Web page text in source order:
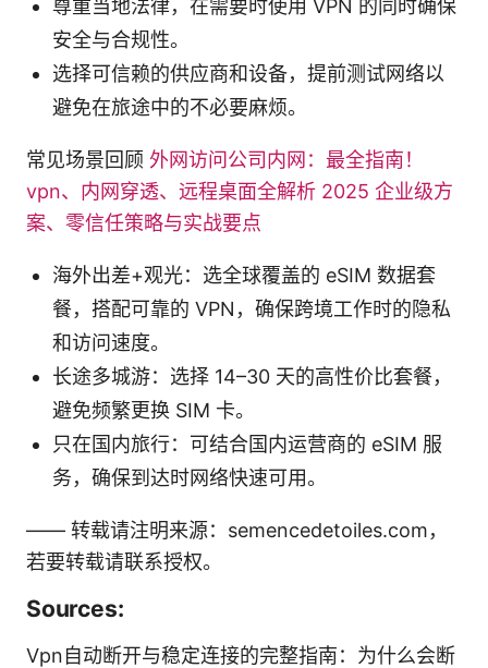
尊重当地法律，在需要时使用 VPN 的同时确保
安全与合规性。
选择可信赖的供应商和设备，提前测试网络以
避免在旅途中的不必要麻烦。
常见场景回顾 外网访问公司内网：最全指南！
vpn、内网穿透、远程桌面全解析 2025 企业级方
案、零信任策略与实战要点
海外出差+观光：选全球覆盖的 eSIM 数据套
餐，搭配可靠的 VPN，确保跨境工作时的隐私
和访问速度。
长途多城游：选择 14–30 天的高性价比套餐，
避免频繁更换 SIM 卡。
只在国内旅行：可结合国内运营商的 eSIM 服
务，确保到达时网络快速可用。
—— 转载请注明来源：semencedetoiles.com，
若要转载请联系授权。
Sources:
Vpn自动断开与稳定连接的完整指南：为什么会断